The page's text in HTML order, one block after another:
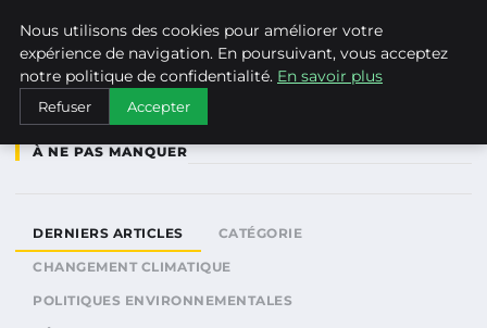
WEARECLIMATECONTROL
À NE PAS MANQUER
DERNIERS ARTICLES CATÉGORIE
CHANGEMENT CLIMATIQUE
POLITIQUES ENVIRONNEMENTALES
Nous utilisons des cookies pour améliorer votre
expérience de navigation. En poursuivant, vous acceptez
notre politique de confidentialité. En savoir plus
Refuser Accepter